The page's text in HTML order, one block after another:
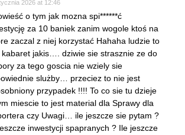
2026 at 12:46
o tym jak mozna spi******ć
za 10 baniek zanim wogole ktoś na
zaczal z niej korzystać Hahaha ludzie to
kabaret jakis…. dziwie sie strasznie ze do
za tego goscia nie wziely sie
slużby… przeciez to nie jest
przypadek !!!! To co sie tu dzieje
miescie to jest material dla Sprawy dla
czy Uwagi… ile jeszcze sie pytam ?
inwestycji spapranych ? Ile jeszcze